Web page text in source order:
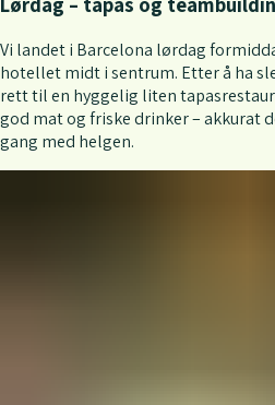
Vi landet i Barcelona lørdag
hotellet midt i sentrum. Etter å ha
rett til en hyggelig liten
god mat og friske drinker – akkurat
gang med helgen.